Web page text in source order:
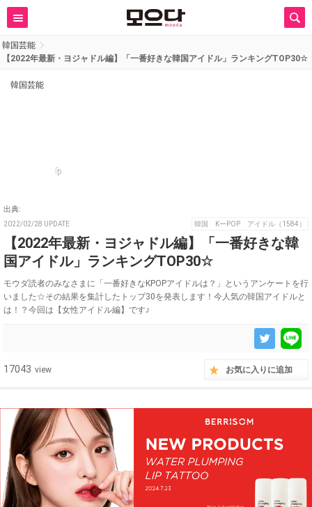
韓国芸能
【2022年最新・ヨジャドル編】「一番好きな韓国アイドル」ランキングTOP30☆
韓国芸能
p
出典:
2022/02/28 UPDATE 韓国 KーPOP アイドル（1584）
【2022年最新・ヨジャドル編】「一番好きな韓
国アイドル」ランキングTOP30☆
モウダ読者のみなさまに「一番好きなKPOPアイドルは？」というアンケートを行
いました☆その結果を集計したトップ30を発表します！今人気の韓国アイドルと
は！？今回は【女性アイドル編】です♪
17043 view お気に入りに追加